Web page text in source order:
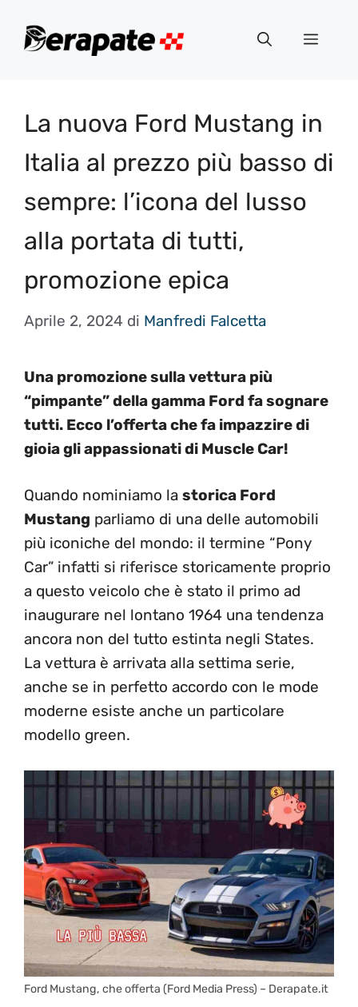
Menu
La nuova Ford Mustang in
Italia al prezzo più basso di
sempre: l’icona del lusso
alla portata di tutti,
promozione epica
Aprile 2, 2024 di Manfredi Falcetta
Una promozione sulla vettura più
“pimpante” della gamma Ford fa sognare
tutti. Ecco l’offerta che fa impazzire di
gioia gli appassionati di Muscle Car!
Quando nominiamo la storica Ford
Mustang parliamo di una delle automobili
più iconiche del mondo: il termine “Pony
Car” infatti si riferisce storicamente proprio
a questo veicolo che è stato il primo ad
inaugurare nel lontano 1964 una tendenza
ancora non del tutto estinta negli States.
La vettura è arrivata alla settima serie,
anche se in perfetto accordo con le mode
moderne esiste anche un particolare
modello green.
Ford Mustang, che offerta (Ford Media Press) – Derapate.it